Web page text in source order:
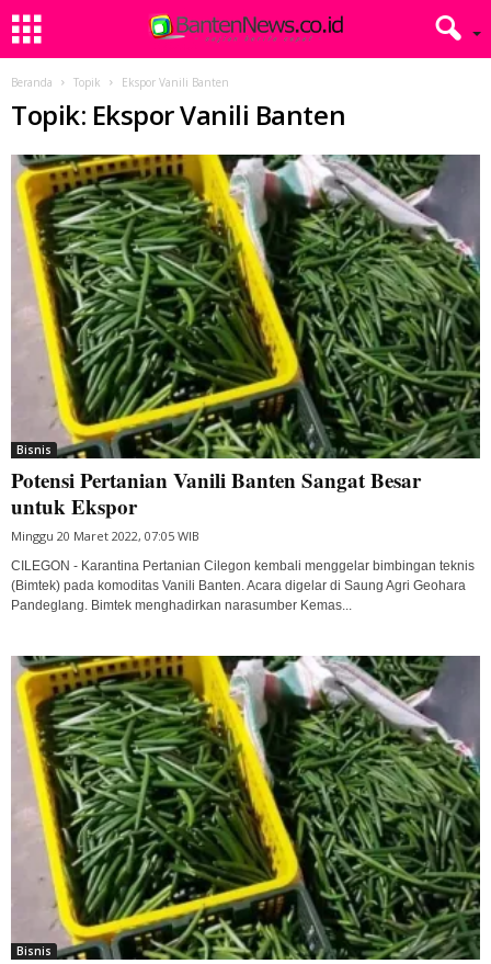
Beranda Topik Ekspor Vanili Banten
Topik: Ekspor Vanili Banten
Bisnis
Potensi Pertanian Vanili Banten Sangat Besar
untuk Ekspor
Minggu 20 Maret 2022, 07:05 WIB
CILEGON - Karantina Pertanian Cilegon kembali menggelar bimbingan teknis
(Bimtek) pada komoditas Vanili Banten. Acara digelar di Saung Agri Geohara
Pandeglang. Bimtek menghadirkan narasumber Kemas...
Bisnis